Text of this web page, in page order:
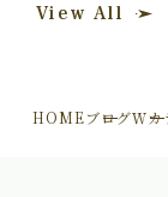
View All
HOMEブログＷカ